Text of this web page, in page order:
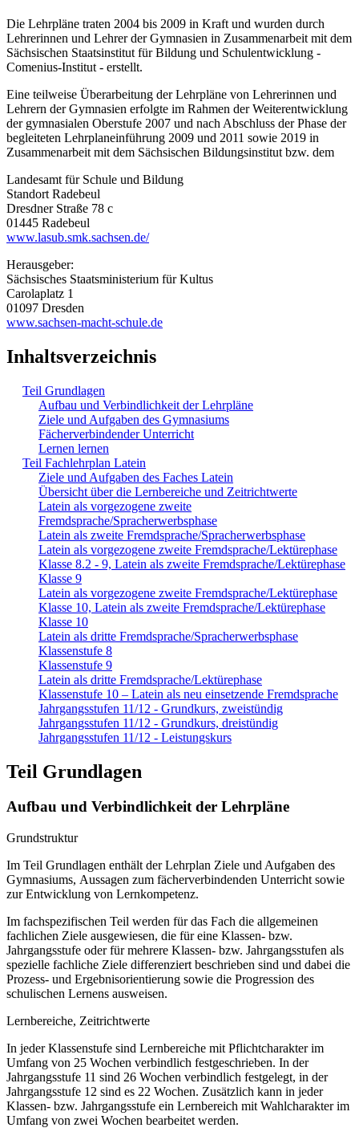
Die Lehrpläne traten 2004 bis 2009 in Kraft und wurden durch
Lehrerinnen und Lehrer der Gymnasien in Zusammenarbeit mit dem
Sächsischen Staatsinstitut für Bildung und Schulentwicklung -
Comenius-Institut - erstellt.
Eine teilweise Überarbeitung der Lehrpläne von Lehrerinnen und
Lehrern der Gymnasien erfolgte im Rahmen der Weiterentwicklung
der gymnasialen Oberstufe 2007 und nach Abschluss der Phase der
begleiteten Lehrplaneinführung 2009 und 2011 sowie 2019 in
Zusammenarbeit mit dem Sächsischen Bildungsinstitut bzw. dem
Landesamt für Schule und Bildung
Standort Radebeul
Dresdner Straße 78 c
01445 Radebeul
www.lasub.smk.sachsen.de/
Herausgeber:
Sächsisches Staatsministerium für Kultus
Carolaplatz 1
01097 Dresden
www.sachsen-macht-schule.de
Inhaltsverzeichnis
Teil Grundlagen
Aufbau und Verbindlichkeit der Lehrpläne
Ziele und Aufgaben des Gymnasiums
Fächerverbindender Unterricht
Lernen lernen
Teil Fachlehrplan Latein
Ziele und Aufgaben des Faches Latein
Übersicht über die Lernbereiche und Zeitrichtwerte
Latein als vorgezogene zweite
Fremdsprache/Spracherwerbsphase
Latein als zweite Fremdsprache/Spracherwerbsphase
Latein als vorgezogene zweite Fremdsprache/Lektürephase
Klasse 8.2 - 9, Latein als zweite Fremdsprache/Lektürephase
Klasse 9
Latein als vorgezogene zweite Fremdsprache/Lektürephase
Klasse 10, Latein als zweite Fremdsprache/Lektürephase
Klasse 10
Latein als dritte Fremdsprache/Spracherwerbsphase
Klassenstufe 8
Klassenstufe 9
Latein als dritte Fremdsprache/Lektürephase
Klassenstufe 10 – Latein als neu einsetzende Fremdsprache
Jahrgangsstufen 11/12 - Grundkurs, zweistündig
Jahrgangsstufen 11/12 - Grundkurs, dreistündig
Jahrgangsstufen 11/12 - Leistungskurs
Teil Grundlagen
Aufbau und Verbindlichkeit der Lehrpläne
Grundstruktur
Im Teil Grundlagen enthält der Lehrplan Ziele und Aufgaben des
Gymnasiums, Aussagen zum fächerverbindenden Unterricht sowie
zur Entwicklung von Lernkompetenz.
Im fachspezifischen Teil werden für das Fach die allgemeinen
fachlichen Ziele ausgewiesen, die für eine Klassen- bzw.
Jahrgangsstufe oder für mehrere Klassen- bzw. Jahrgangsstufen als
spezielle fachliche Ziele differenziert beschrieben sind und dabei die
Prozess- und Ergebnisorientierung sowie die Progression des
schulischen Lernens ausweisen.
Lernbereiche, Zeitrichtwerte
In jeder Klassenstufe sind Lernbereiche mit Pflichtcharakter im
Umfang von 25 Wochen verbindlich festgeschrieben. In der
Jahrgangsstufe 11 sind 26 Wochen verbindlich festgelegt, in der
Jahrgangsstufe 12 sind es 22 Wochen. Zusätzlich kann in jeder
Klassen- bzw. Jahrgangsstufe ein Lernbereich mit Wahlcharakter im
Umfang von zwei Wochen bearbeitet werden.